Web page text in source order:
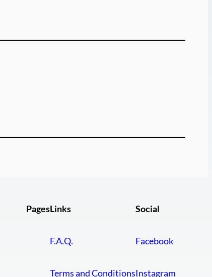
PagesLinks
F.A.Q.
Terms and Conditions
Social
Facebook
Instagram